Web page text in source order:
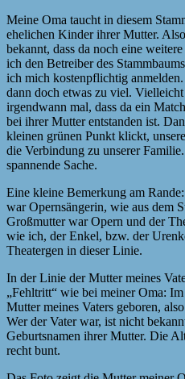
Meine Oma taucht in diesem
ehelichen Kinder ihrer Mutter.
bekannt, dass da noch eine
ich den Betreiber des
ich mich kostenpflichtig
dann doch etwas zu viel.
irgendwann mal, dass da ein
bei ihrer Mutter entstanden ist.
kleinen grünen Punkt klickt,
die Verbindung zu unserer
spannende Sache.
Eine kleine Bemerkung am
war Opernsängerin, wie aus dem
Großmutter war Opern und der
wie ich, der Enkel, bzw. der
Theatergen in dieser Linie.
In der Linie der Mutter meines
„Fehltritt“ wie bei meiner Oma:
Mutter meines Vaters geboren,
Wer der Vater war, ist nicht
Geburtsnamen ihrer Mutter. Die
recht bunt.